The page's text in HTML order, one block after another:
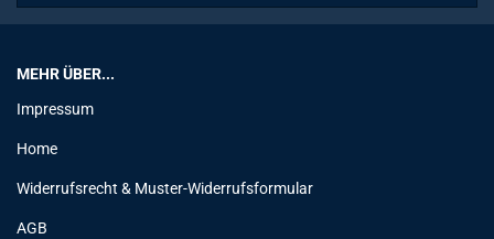
MEHR ÜBER...
Impressum
Home
Widerrufsrecht & Muster-Widerrufsformular
AGB